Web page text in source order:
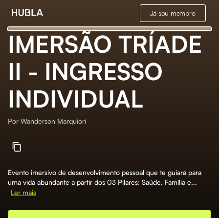
Já sou membro
IMERSÃO TRÍADE
II - INGRESSO
INDIVIDUAL
Por Wanderson Marquiori
Evento imersivo de desenvolvimento pessoal que te guiará para
uma vida abundante a partir dos 03 Pilares: Saúde, Família e...
Ler mais